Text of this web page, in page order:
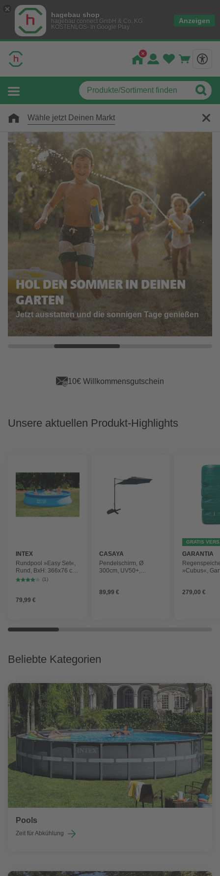
hagebau shop
hagebau connect GmbH & Co. KG
KOSTENLOS- In Google Play
Anzeigen
Wähle jetzt Deinen Markt
HOL DEN SOMMER IN DEINEN
GARTEN
Jetzt ausstatten und die sonnigen Tage genießen
App Vorteile sichern
Unsere aktuellen Produkt-Highlights
INTEX
Rundpool »Easy Set«,
Rund, BxH: 366x76 cm,
blau
(1)
79,99 €
CASAYA
Pendelschirm, Ø
300cm, UV50+,
89,99 €
GRATIS
GARANTIA
»Cubus«,
279,00 €
Beliebte Kategorien
Pools
Zeit für Abkühlung